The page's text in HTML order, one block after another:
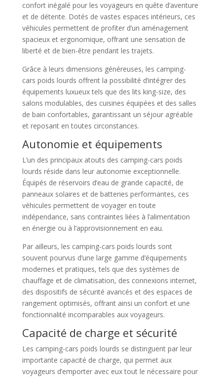
confort inégalé pour les voyageurs en quête d’aventure
et de détente. Dotés de vastes espaces intérieurs, ces
véhicules permettent de profiter d’un aménagement
spacieux et ergonomique, offrant une sensation de
liberté et de bien-être pendant les trajets.
Grâce à leurs dimensions généreuses, les camping-
cars poids lourds offrent la possibilité d’intégrer des
équipements luxueux tels que des lits king-size, des
salons modulables, des cuisines équipées et des salles
de bain confortables, garantissant un séjour agréable
et reposant en toutes circonstances.
Autonomie et équipements
L’un des principaux atouts des camping-cars poids
lourds réside dans leur autonomie exceptionnelle.
Équipés de réservoirs d’eau de grande capacité, de
panneaux solaires et de batteries performantes, ces
véhicules permettent de voyager en toute
indépendance, sans contraintes liées à l’alimentation
en énergie ou à l’approvisionnement en eau.
Par ailleurs, les camping-cars poids lourds sont
souvent pourvus d’une large gamme d’équipements
modernes et pratiques, tels que des systèmes de
chauffage et de climatisation, des connexions internet,
des dispositifs de sécurité avancés et des espaces de
rangement optimisés, offrant ainsi un confort et une
fonctionnalité incomparables aux voyageurs.
Capacité de charge et sécurité
Les camping-cars poids lourds se distinguent par leur
importante capacité de charge, qui permet aux
voyageurs d’emporter avec eux tout le nécessaire pour